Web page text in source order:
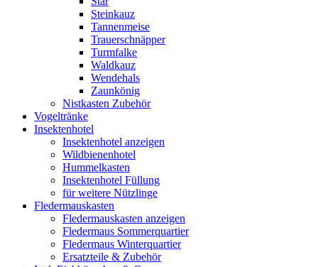
Steinkauz
Tannenmeise
Trauerschnäpper
Turmfalke
Waldkauz
Wendehals
Zaunkönig
Nistkasten Zubehör
Vogeltränke
Insektenhotel
Insektenhotel anzeigen
Wildbienenhotel
Hummelkasten
Insektenhotel Füllung
für weitere Nützlinge
Fledermauskasten
Fledermauskasten anzeigen
Fledermaus Sommerquartier
Fledermaus Winterquartier
Ersatzteile & Zubehör